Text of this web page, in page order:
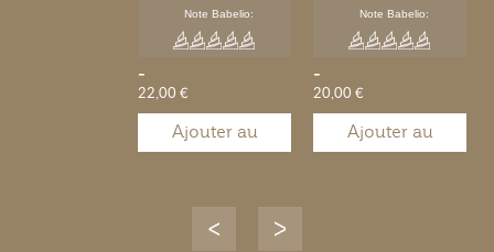
Note Babelio:
-
22,00 €
Ajouter au
Note Babelio:
-
20,00 €
Ajouter au